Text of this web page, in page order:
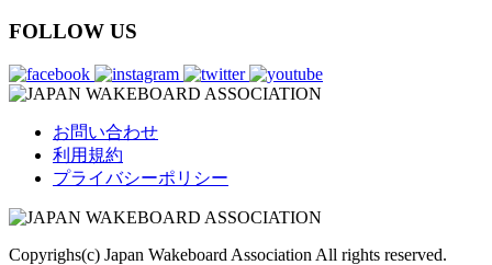
FOLLOW US
お問い合わせ
利用規約
プライバシーポリシー
Copyrighs(c) Japan Wakeboard Association All rights reserved.